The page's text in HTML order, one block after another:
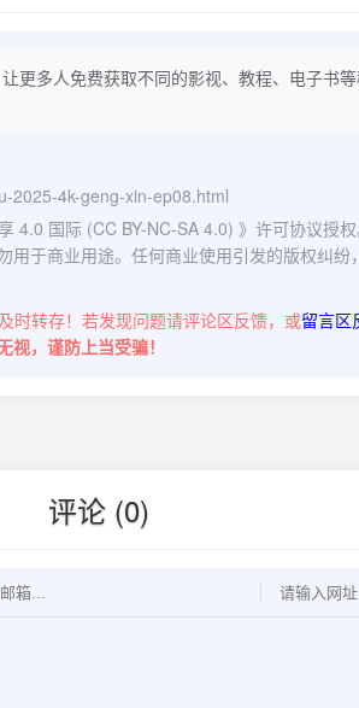
更多人免费获取不同的影视、教程、电子书
2025-4k-geng-xin-ep08.html
4.0 国际 (CC BY-NC-SA 4.0) 》许可协议授
于商业用途。任何商业使用引发的版权纠
时转存！若发现问题请评论区反馈，或留言区
，谨防上当受骗！
评论 (0)